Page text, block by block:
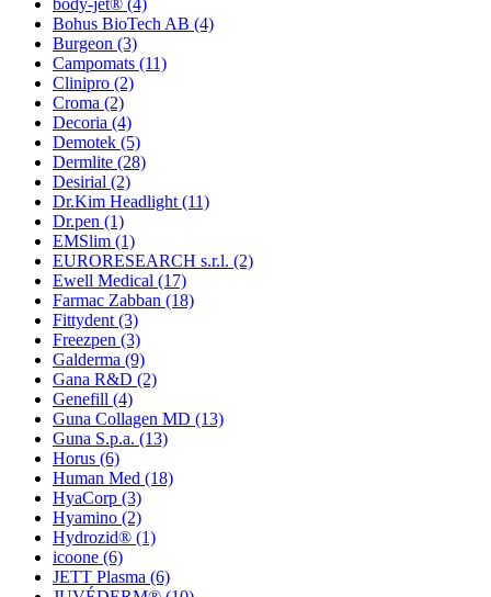
Bohus BioTech AB (4)
Burgeon (3)
Campomats (11)
Clinipro (2)
Croma (2)
Decoria (4)
Demotek (5)
Dermlite (28)
Desirial (2)
Dr.Kim Headlight (11)
Dr.pen (1)
EMSlim (1)
EURORESEARCH s.r.l. (2)
Ewell Medical (17)
Farmac Zabban (18)
Fittydent (3)
Freezpen (3)
Galderma (9)
Gana R&D (2)
Genefill (4)
Guna Collagen MD (13)
Guna S.p.a. (13)
Horus (6)
Human Med (18)
HyaCorp (3)
Hyamino (2)
Hydrozid® (1)
icoone (6)
JETT Plasma (6)